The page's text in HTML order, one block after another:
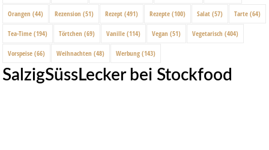
Orangen (44) Rezension (51) Rezept (491) Rezepte (100) Salat (57) Tarte (64)
Tea-Time (194) Törtchen (69) Vanille (114) Vegan (51) Vegetarisch (404)
Vorspeise (66) Weihnachten (48) Werbung (143)
SalzigSüssLecker bei Stockfood